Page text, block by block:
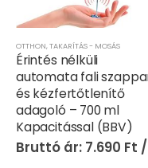
OTTHON,TV-JÁTÉK - ONLINE JÁTÉK
Hordozható mini
projektor – WiFi,
Bluetooth, ULTRA HD,
automata
trapézkorrekció, 360°
forgatás (THM)